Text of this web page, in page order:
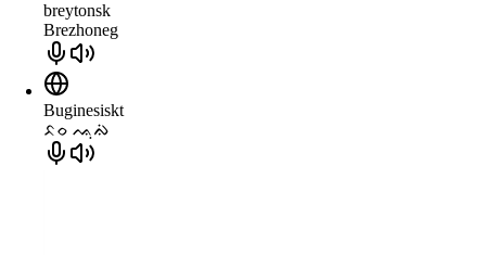
breytonsk
Brezhoneg
Buginesiskt
ᨅᨔ ᨕᨘᨁᨗ